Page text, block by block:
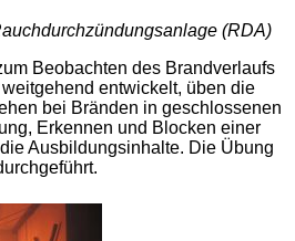
(RDA)
Beobachten des Brandverlaufs
entwickelt, üben die
bei Bränden in geschlossenen
Erkennen und Blocken einer
Ausbildungsinhalte. Die Übung